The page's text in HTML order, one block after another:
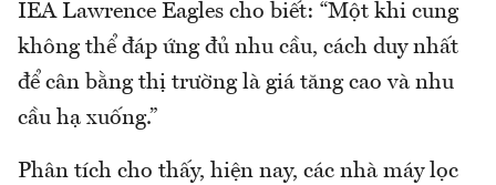
IEA Lawrence Eagles cho biết: “Một khi cung
không thể đáp ứng đủ nhu cầu, cách duy nhất
để cân bằng thị trường là giá tăng cao và nhu
cầu hạ xuống.”
Phân tích cho thấy, hiện nay, các nhà máy lọc